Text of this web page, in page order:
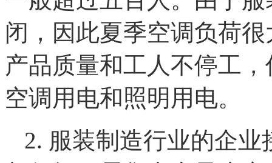
闭，因此夏季空调负荷
产品质量和工人不停工
空调用电和照明用电。
2. 服装制造行业的企